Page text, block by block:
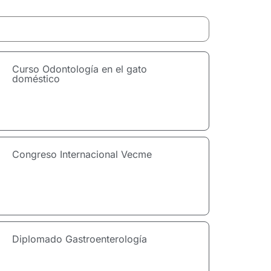
Curso Odontología en el gato
doméstico
Congreso Internacional Vecme
Diplomado Gastroenterología